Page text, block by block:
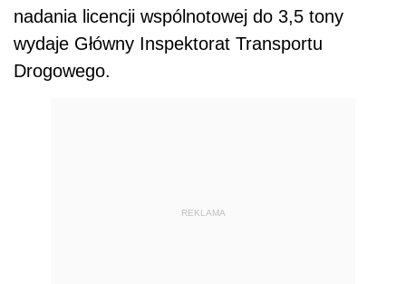
nadania licencji wspólnotowej do 3,5 tony
wydaje Główny Inspektorat Transportu
Drogowego.
REKLAMA